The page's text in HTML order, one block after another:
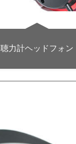
聴力計ヘッドフォン